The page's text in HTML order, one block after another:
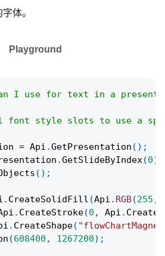
体。
Playground
I use for text in a
font style slots to use a
= Api .GetPresentation ( ) ;
.GetSlideByIndex(0)
( ) ;
. CreateSolidFill (Api . RGB(255 ,
. CreateStroke(0 , Api .
. CreateShape(
(608400 , 1267200) ;